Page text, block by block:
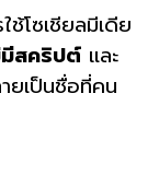
โซเชียลมีเดีย
สคริปต์ และ
เป็นชื่อที่คน